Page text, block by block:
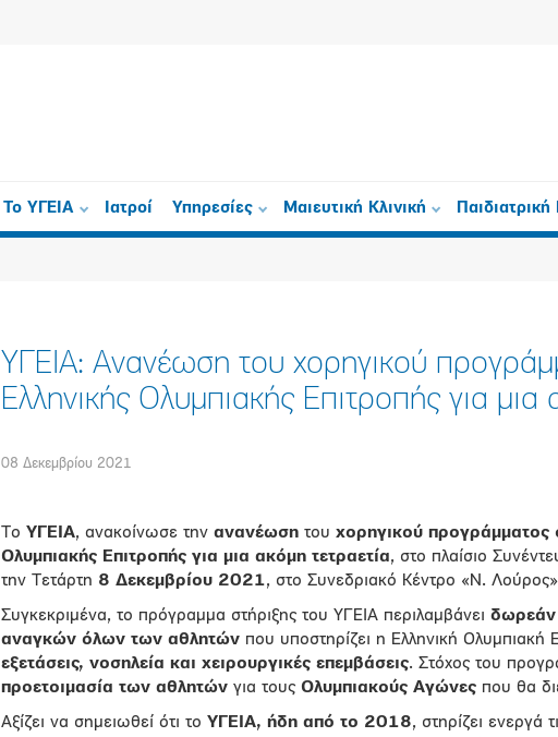
Το ΥΓΕΙΑ Ιατροί Υπηρεσίες Μαιευτική Κλινική Παιδιατρική
ΥΓΕΙΑ: Ανανέωση του χορηγικού
Ελληνικής Ολυμπιακής Επιτροπής για μια
08 Δεκεμβρίου 2021
Το ΥΓΕΙΑ, ανακοίνωσε την ανανέωσητου χορηγικού προγράμματος
Ολυμπιακής Επιτροπής για μια ακόμη τετραετία, στο πλαίσιο
την Τετάρτη 8 Δεκεμβρίου 2021, στο Συνεδριακό Κέντρο «Ν.
Συγκεκριμένα, το πρόγραμμα στήριξης του ΥΓΕΙΑ περιλαμβάνει δωρεάν
αναγκών όλων των αθλητώνπου υποστηρίζει η Ελληνική Ολυμπιακή
εξετάσεις, νοσηλεία και χειρουργικές επεμβάσεις. Στόχος του
προετοιμασία των αθλητώνγια τους Ολυμπιακούς Αγώνεςπου θα
Αξίζει να σημειωθεί ότι το ΥΓΕΙΑ, ήδη από το 2018, στηρίζει ενεργά